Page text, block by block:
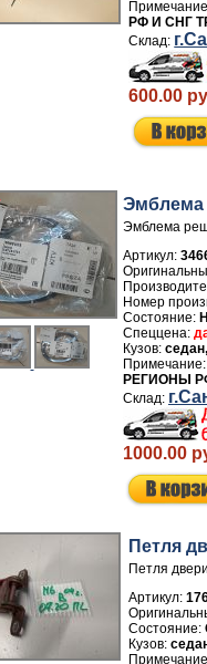
РФ И СНГ
600.00
Эмблема
Эмблема
Артикул:
Номер
РЕГИОНЫ
1000.00
Петля
Петля
Артикул: